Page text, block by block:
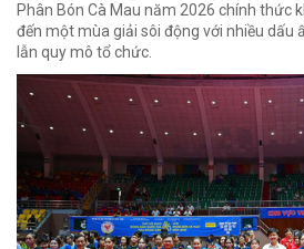
Phân Bón Cà Mau năm 2026 chính thức
đến một mùa giải sôi động với nhiều dấu
lẫn quy mô tổ chức.